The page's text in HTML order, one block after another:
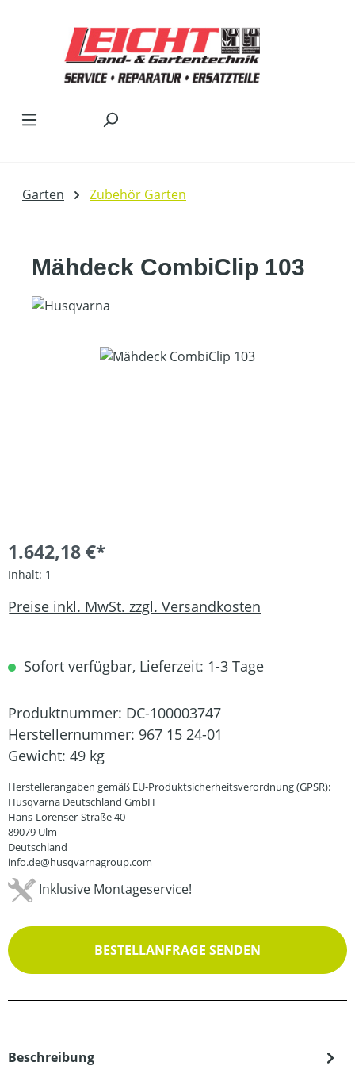
Garten Zubehör Garten
Mähdeck CombiClip 103
Bildergalerie überspringen
1.642,18 €*
Inhalt: 1
Preise inkl. MwSt. zzgl. Versandkosten
Sofort verfügbar, Lieferzeit: 1-3 Tage
Produktnummer: DC-100003747
Herstellernummer: 967 15 24-01
Gewicht: 49 kg
Herstellerangaben gemäß EU-Produktsicherheitsverordnung (GPSR):
Husqvarna Deutschland GmbH
Hans-Lorenser-Straße 40
89079 Ulm
Deutschland
info.de@husqvarnagroup.com
Inklusive Montageservice!
BESTELLANFRAGE SENDEN
Beschreibung